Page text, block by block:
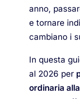
anno,
e tornare
cambiano i
In questa
al 2026 per
ordinaria